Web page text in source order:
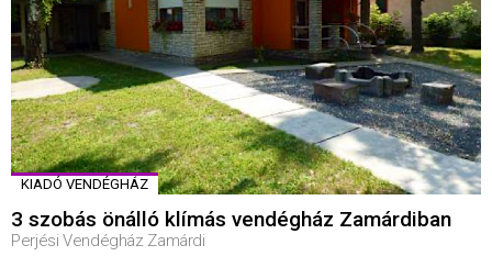
KIADÓ VENDÉGHÁZ
3 szobás önálló klímás vendégház Zamárdiban
Perjési Vendégház Zamárdi